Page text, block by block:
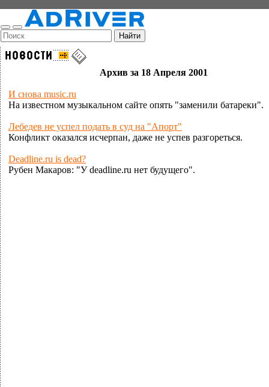
Архив за 18 Апреля 2001
И снова music.ru
На известном музыкальном сайте опять "заменили батареки".
Лебедев не успел подать в суд на "Апорт"
Конфликт оказался исчерпан, даже не успев разгореться.
Deadline.ru is dead?
Рубен Макаров: "У deadline.ru нет будущего".